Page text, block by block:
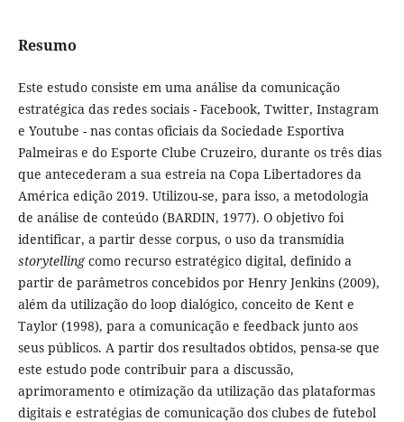
Resumo
Este estudo consiste em uma análise da comunicação
estratégica das redes sociais - Facebook, Twitter, Instagram
e Youtube - nas contas oficiais da Sociedade Esportiva
Palmeiras e do Esporte Clube Cruzeiro, durante os três dias
que antecederam a sua estreia na Copa Libertadores da
América edição 2019. Utilizou-se, para isso, a metodologia
de análise de conteúdo (BARDIN, 1977). O objetivo foi
identificar, a partir desse corpus, o uso da transmídia
storytellingcomo recurso estratégico digital, definido a
partir de parâmetros concebidos por Henry Jenkins (2009),
além da utilização do loop dialógico, conceito de Kent e
Taylor (1998), para a comunicação e feedback junto aos
seus públicos. A partir dos resultados obtidos, pensa-se que
este estudo pode contribuir para a discussão,
aprimoramento e otimização da utilização das plataformas
digitais e estratégias de comunicação dos clubes de futebol